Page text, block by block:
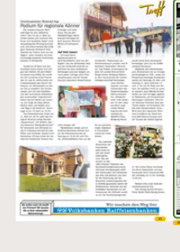
Vergrößerte Version